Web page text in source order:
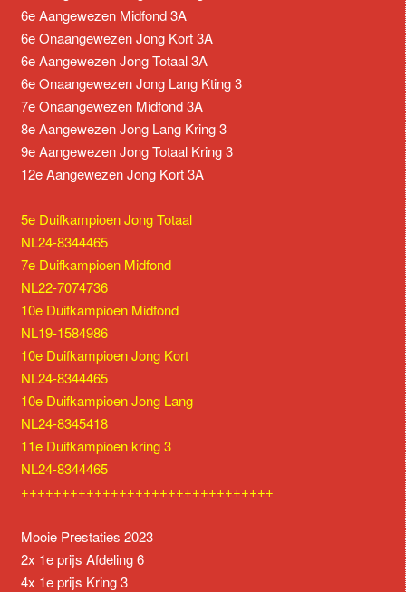
6e Aangewezen Midfond 3A
6e Onaangewezen Jong Kort 3A
6e Aangewezen Jong Totaal 3A
6e Onaangewezen Jong Lang Kting 3
7e Onaangewezen Midfond 3A
8e Aangewezen Jong Lang Kring 3
9e Aangewezen Jong Totaal Kring 3
12e Aangewezen Jong Kort 3A
5e Duifkampioen Jong Totaal
NL24-8344465
7e Duifkampioen Midfond
NL22-7074736
10e Duifkampioen Midfond
NL19-1584986
10e Duifkampioen Jong Kort
NL24-8344465
10e Duifkampioen Jong Lang
NL24-8345418
11e Duifkampioen kring 3
NL24-8344465
+++++++++++++++++++++++++++++++
Mooie Prestaties 2023
2x 1e prijs Afdeling 6
4x 1e prijs Kring 3